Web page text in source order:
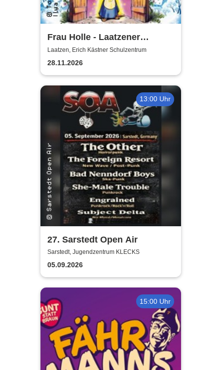
Frau Holle - Laatzener
Weihnachtsmärchen 2026
Laatzen, Erich Kästner Schulzentrum
28.11.2026
13:00 Uhr
27. Sarstedt Open Air
Sarstedt, Jugendzentrum KLECKS
05.09.2026
15:00 Uhr